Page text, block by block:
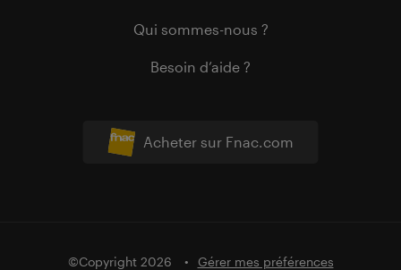
Acheter sur Fnac.com
Qui sommes-nous ?
Besoin d’aide ?
©Copyright 2026 Gérer mes préférences